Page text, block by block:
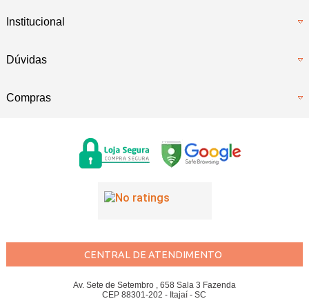
Institucional
Dúvidas
Compras
CENTRAL DE ATENDIMENTO
Av. Sete de Setembro , 658 Sala 3 Fazenda
CEP 88301-202 - Itajaí - SC